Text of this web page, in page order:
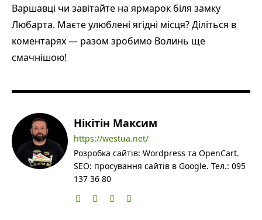
Варшавці чи завітайте на ярмарок біля замку
Любарта. Маєте улюблені ягідні місця? Діліться в
коментарях — разом зробимо Волинь ще
смачнішою!
Нікітін Максим
https://westua.net/
Розробка сайтів: Wordpress та OpenCart.
SEO: просування сайтів в Google. Тел.: 095
137 36 80